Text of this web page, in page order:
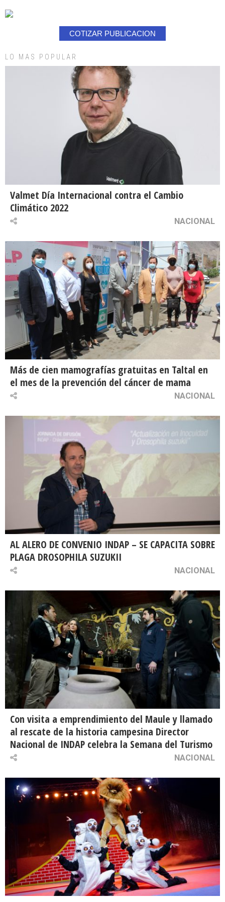
COTIZAR PUBLICACION
LO MAS POPULAR
Valmet Día Internacional contra el Cambio
Climático 2022
NACIONAL
Más de cien mamografías gratuitas en Taltal en
el mes de la prevención del cáncer de mama
NACIONAL
AL ALERO DE CONVENIO INDAP – SE CAPACITA SOBRE
PLAGA DROSOPHILA SUZUKII
NACIONAL
Con visita a emprendimiento del Maule y llamado
al rescate de la historia campesina Director
Nacional de INDAP celebra la Semana del Turismo
NACIONAL